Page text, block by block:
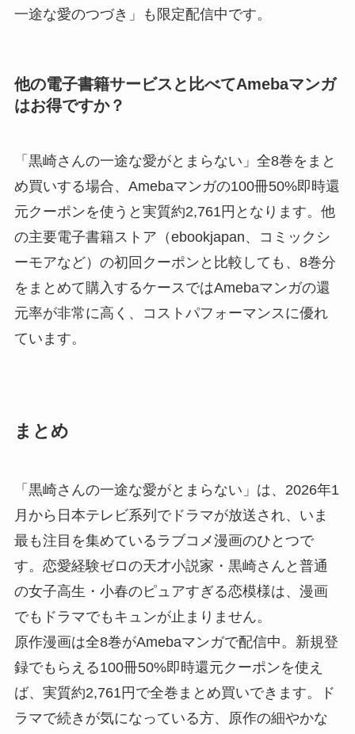
一途な愛のつづき」も限定配信中です。
他の電子書籍サービスと比べてAmebaマンガ
はお得ですか？
「黒崎さんの一途な愛がとまらない」全8巻をまと
め買いする場合、Amebaマンガの100冊50%即時還
元クーポンを使うと実質約2,761円となります。他
の主要電子書籍ストア（ebookjapan、コミックシ
ーモアなど）の初回クーポンと比較しても、8巻分
をまとめて購入するケースではAmebaマンガの還
元率が非常に高く、コストパフォーマンスに優れ
ています。
まとめ
「黒崎さんの一途な愛がとまらない」は、2026年1
月から日本テレビ系列でドラマが放送され、いま
最も注目を集めているラブコメ漫画のひとつで
す。恋愛経験ゼロの天才小説家・黒崎さんと普通
の女子高生・小春のピュアすぎる恋模様は、漫画
でもドラマでもキュンが止まりません。
原作漫画は全8巻がAmebaマンガで配信中。新規登
録でもらえる100冊50%即時還元クーポンを使え
ば、実質約2,761円で全巻まとめ買いできます。ド
ラマで続きが気になっている方、原作の細やかな